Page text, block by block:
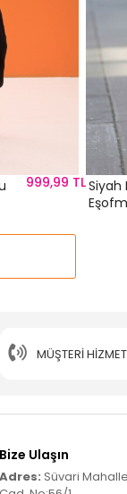
999,99 TLSiyah
MÜŞTERI
Bize Ulaşın
Adres: Süvari